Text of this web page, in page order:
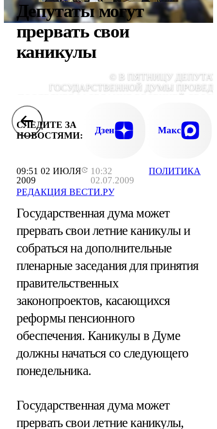
09:51 02 ИЮЛЯ
2009
10:32
02.07.2009
РЕДАКЦИЯ ВЕСТИ.РУ
ПОЛИТИКА
Депутаты могут
прервать свои
каникулы
© В ПЯТНИЦУ
ГОСУДАРСТВЕННОЙ ДУМЫ
ПОСЛЕДНЕЕ ЗАСЕДАНИЕ ВЕСЕННЕЙ
СЛЕДИТЕ ЗА
НОВОСТЯМИ:
Дзен Макс
Государственная дума может
прервать свои летние каникулы и
собраться на дополнительные
пленарные заседания для принятия
правительственных
законопроектов, касающихся
реформы пенсионного
обеспечения. Каникулы в Думе
должны начаться со следующего
понедельника.
Государственная дума может
прервать свои летние каникулы,